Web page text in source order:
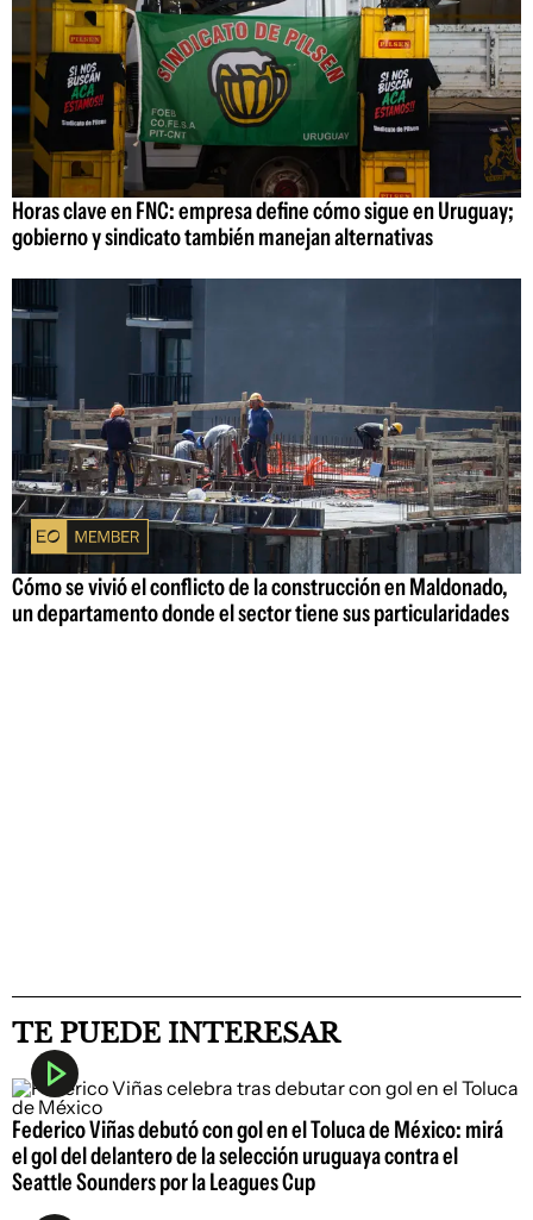
Horas clave en FNC: empresa define cómo sigue en Uruguay;
gobierno y sindicato también manejan alternativas
Cómo se vivió el conflicto de la construcción en Maldonado,
un departamento donde el sector tiene sus particularidades
TE PUEDE INTERESAR
Federico Viñas debutó con gol en el Toluca de México: mirá
el gol del delantero de la selección uruguaya contra el
Seattle Sounders por la Leagues Cup